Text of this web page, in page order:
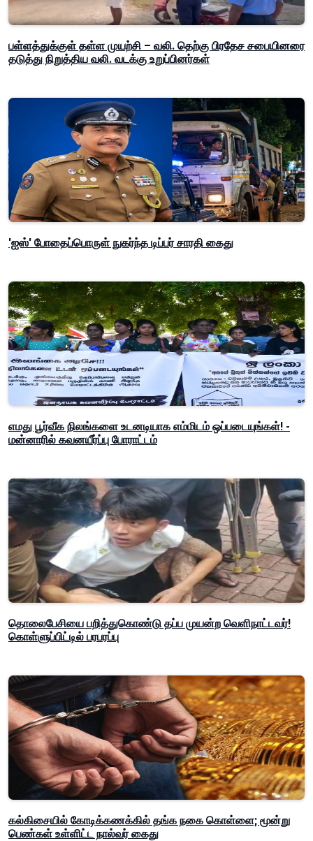
பள்ளத்துக்குள் தள்ள முயற்சி – வலி. தெற்கு பிரதேச சபையினரை
தடுத்து நிறுத்திய வலி. வடக்கு உறுப்பினர்கள்
'ஐஸ்' போதைப்பொருள் நுகர்ந்த டிப்பர் சாரதி கைது
எமது பூர்வீக நிலங்களை உடனடியாக எம்மிடம் ஒப்படையுங்கள்! -
மன்னாரில் கவனயீர்ப்பு போராட்டம்
தொலைபேசியை பறித்துகொண்டு தப்ப முயன்ற வெளிநாட்டவர்!
கொள்ளுப்பிட்டில் பரபரப்பு
கல்கிசையில் கோடிக்கணக்கில் தங்க நகை கொள்ளை; மூன்று
பெண்கள் உள்ளிட்ட நால்வர் கைது